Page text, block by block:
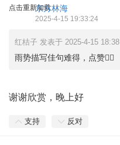
点击重新加载东方林海
2025-4-15 19:33:24
红桔子 发表于 2025-4-15 18:38
雨势描写佳句难得，点赞👍🏻
谢谢欣赏，晚上好
支持 反对